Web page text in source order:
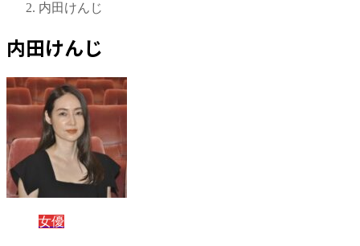
内田けんじ
内田けんじ
女優